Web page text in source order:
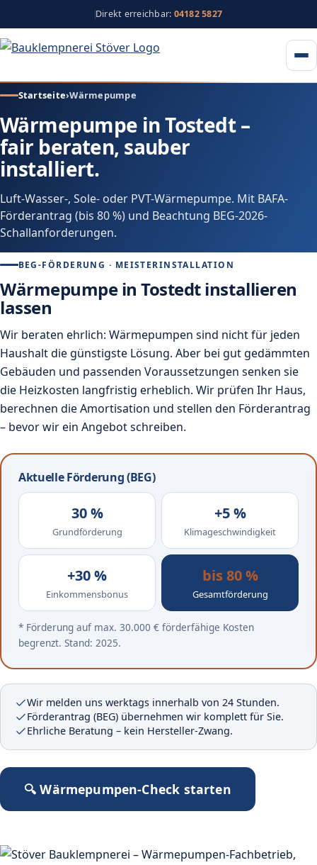
Direkt erreichbar: 04182 5827
Startseite›Wärmepumpe
Wärmepumpe in Tostedt –
fair beraten, sauber
installiert.
Luft-Wasser-, Sole- oder PVT-Wärmepumpe. Mit BAFA-
Förderantrag (bis 80 %) und Beachtung BEG-2026-
Schallanforderungen.
BEG-FÖRDERUNG · MEISTERINSTALLATION
Wärmepumpe in Tostedt installieren
lassen
Wir beraten ehrlich: Wärmepumpen sind nicht für jeden
Haushalt die günstigste Lösung. Aber bei gut gedämmten
Gebäuden und passenden Voraussetzungen senken sie
die Heizkosten langfristig erheblich. Wir prüfen Ihr Haus,
berechnen die Amortisation und stellen den Förderantrag
– bevor wir ein Angebot schreiben.
Aktuelle Förderung (BEG)
30 %
Grundförderung
+5 %
Klimageschwindigkeit
+30 %
Einkommensbonus
bis 80 %
Gesamtförderung
* Förderung auf max. 30.000 € förderfähige Kosten
begrenzt. Stand: 2025.
Wir melden uns werktags innerhalb von 24 Stunden.
Förderantrag (BEG) übernehmen wir komplett für Sie.
Ehrliche Beratung – kein Hersteller-Zwang.
🔍 Wärmepumpen-Check starten